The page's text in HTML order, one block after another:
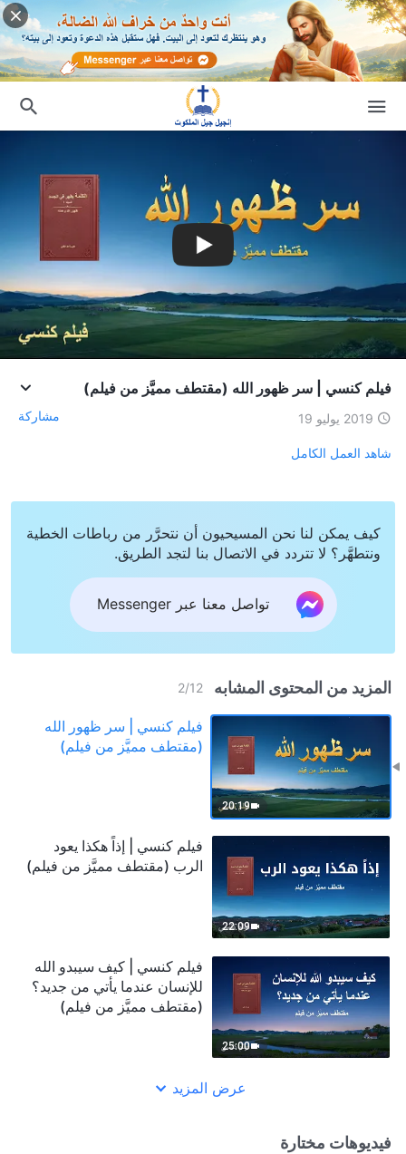
فيلم كنسي | سر ظهور الله (مقتطف مميَّز من فيلم)
2019 يوليو 19 مشاركة
شاهد العمل الكامل
كيف يمكن لنا نحن المسيحيون أن نتحرَّر من رباطات الخطية
ونتطهَّر؟ لا تتردد في الاتصال بنا لتجد الطريق.
تواصل معنا عبر Messenger
المزيد من المحتوى المشابه 2/12
20:19
فيلم كنسي | سر ظهور الله
(مقتطف مميَّز من فيلم)
22:09
فيلم كنسي | إذاً هكذا يعود
الرب (مقتطف مميَّز من فيلم)
25:00
فيلم كنسي | كيف سيبدو الله
للإنسان عندما يأتي من جديد؟
(مقتطف مميَّز من فيلم)
عرض المزيد
فيديوهات مختارة